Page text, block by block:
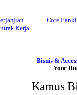
Kerja
Core
Kuta Bali
Bisnis &
Your
Kamus